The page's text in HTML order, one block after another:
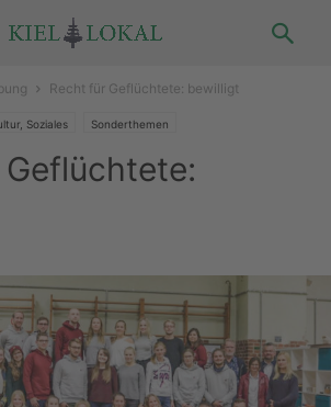
Recht für Geflüchtete: bewilligt
Soziales Sonderthemen